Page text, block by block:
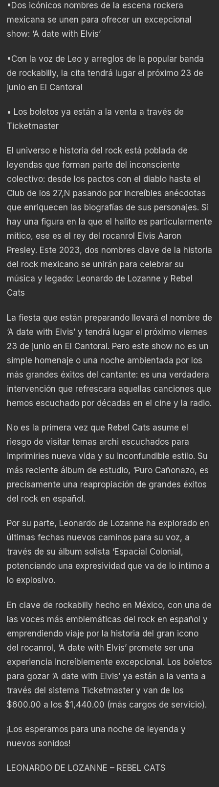
•Dos icónicos nombres de la escena rockera
mexicana se unen para ofrecer un excepcional
show: ‘A date with Elvis’
•Con la voz de Leo y arreglos de la popular banda
de rockabilly, la cita tendrá lugar el próximo 23 de
junio en El Cantoral
• Los boletos ya están a la venta a través de
Ticketmaster
El universo e historia del rock está poblada de
leyendas que forman parte del inconsciente
colectivo: desde los pactos con el diablo hasta el
Club de los 27,N pasando por increíbles anécdotas
que enriquecen las biografías de sus personajes. Si
hay una figura en la que el halito es particularmente
mitico, ese es el rey del rocanrol Elvis Aaron
Presley. Este 2023, dos nombres clave de la historia
del rock mexicano se unirán para celebrar su
música y legado: Leonardo de Lozanne y Rebel
Cats
La fiesta que están preparando llevará el nombre de
‘A date with Elvis’ y tendrá lugar el próximo viernes
23 de junio en El Cantoral. Pero este show no es un
simple homenaje o una noche ambientada por los
más grandes éxitos del cantante: es una verdadera
intervención que refrescara aquellas canciones que
hemos escuchado por décadas en el cine y la radio.
No es la primera vez que Rebel Cats asume el
riesgo de visitar temas archi escuchados para
imprimiries nueva vida y su inconfundible estilo. Su
más reciente álbum de estudio, ‘Puro Cañonazo, es
precisamente una reapropiación de grandes éxitos
del rock en español.
Por su parte, Leonardo de Lozanne ha explorado en
últimas fechas nuevos caminos para su voz, a
través de su álbum solista ‘Espacial Colonial,
potenciando una expresividad que va de lo intimo a
lo explosivo.
En clave de rockabilly hecho en México, con una de
las voces más emblemáticas del rock en español y
emprendiendo viaje por la historia del gran icono
del rocanrol, ‘A date with Elvis’ promete ser una
experiencia increíblemente excepcional. Los boletos
para gozar ‘A date with Elvis’ ya están a la venta a
través del sistema Ticketmaster y van de los
$600.00 a los $1,440.00 (más cargos de servicio).
¡Los esperamos para una noche de leyenda y
nuevos sonidos!
LEONARDO DE LOZANNE – REBEL CATS